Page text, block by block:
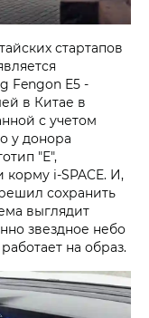
стартапов
Fengon E5 -
в Китае в
с учетом
у донора
"Е",
i‑SPACE. И,
сохранить
выглядит
звездное небо
на образ.